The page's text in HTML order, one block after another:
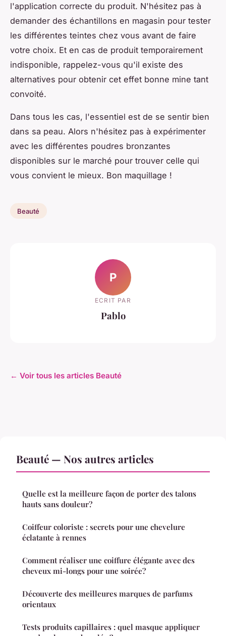
l'application correcte du produit. N'hésitez pas à
demander des échantillons en magasin pour tester
les différentes teintes chez vous avant de faire
votre choix. Et en cas de produit temporairement
indisponible, rappelez-vous qu'il existe des
alternatives pour obtenir cet effet bonne mine tant
convoité.
Dans tous les cas, l'essentiel est de se sentir bien
dans sa peau. Alors n'hésitez pas à expérimenter
avec les différentes poudres bronzantes
disponibles sur le marché pour trouver celle qui
vous convient le mieux. Bon maquillage !
Beauté
P
ECRIT PAR
Pablo
← Voir tous les articles Beauté
Beauté — Nos autres articles
Quelle est la meilleure façon de porter des talons
hauts sans douleur?
Coiffeur coloriste : secrets pour une chevelure
éclatante à rennes
Comment réaliser une coiffure élégante avec des
cheveux mi-longs pour une soirée?
Découverte des meilleures marques de parfums
orientaux
Tests produits capillaires : quel masque appliquer